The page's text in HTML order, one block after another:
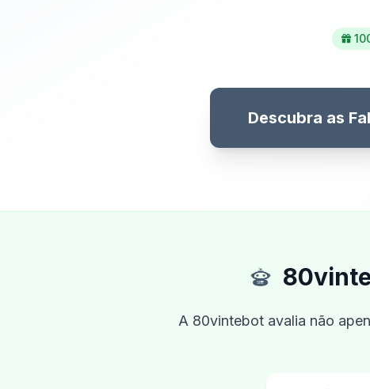
Descubra as
A 80vintebot avalia não